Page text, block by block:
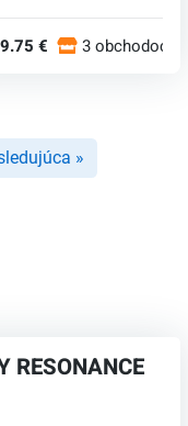
9.75 € 3 obchodoch
»
RESONANCE